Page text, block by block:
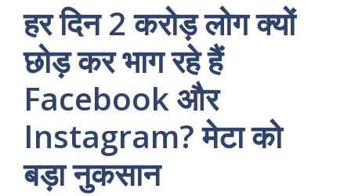
हर दिन 2 करोड़ लोग क्यों
छोड़ कर भाग रहे हैं
Facebook और
Instagram? मेटा को
बड़ा नुकसान